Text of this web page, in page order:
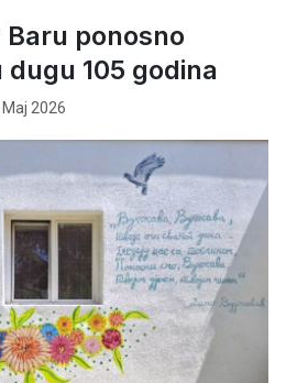
ponosno
105 godina
Maj 2026